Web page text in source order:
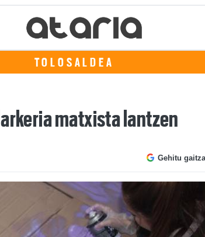
TOLOSALDEA
matxista lantzen
Gehitu